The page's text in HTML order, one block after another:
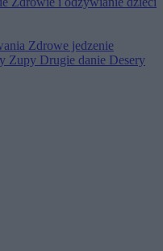
Zdrowe jedzenie
Zupy Drugie danie Desery